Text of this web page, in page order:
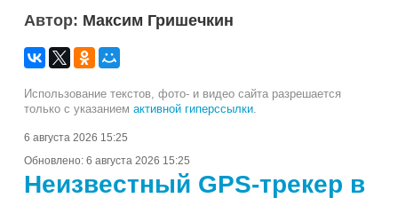
Автор: Максим Гришечкин
Использование текстов, фото- и видео сайта разрешается
только с указанием активной гиперссылки
6 августа 2026 15:25
Обновлено: 6 августа 2026 15:25
Неизвестный GPS-трекер в